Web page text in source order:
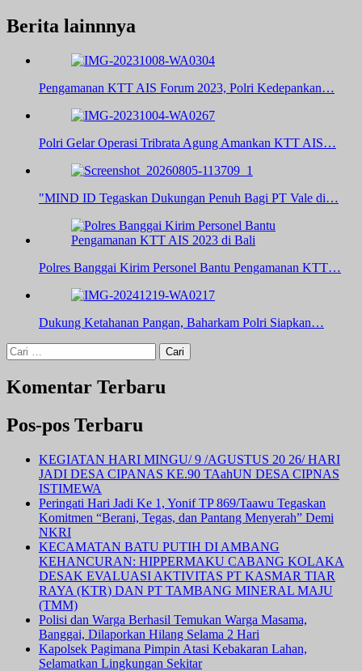
Berita lainnnya
Pengamanan KTT AIS Forum 2023, Polri Kedepankan…
Polri Gelar Operasi Tribrata Agung Amankan KTT AIS…
"MIND ID Tegaskan Dukungan Penuh Bagi PT Vale di…
Polres Banggai Kirim Personel Bantu Pengamanan KTT…
Dukung Ketahanan Pangan, Baharkam Polri Siapkan…
Cari
untuk:
Komentar Terbaru
Pos-pos Terbaru
KEGIATAN HARI MINGU/ 9 /AGUSTUS 20 26/ HARI
JADI DESA CIPANAS KE.90 TAahUN DESA CIPNAS
ISTIMEWA
Peringati Hari Jadi Ke 1, Yonif TP 869/Taawu Tegaskan
Komitmen “Berani, Tegas, dan Pantang Menyerah” Demi
NKRI
KECAMATAN BATU PUTIH DI AMBANG
KEHANCURAN: HIPPERMAKU CABANG KOLAKA
DESAK EVALUASI AKTIVITAS PT KASMAR TIAR
RAYA (KTR) DAN PT TAMBANG MINERAL MAJU
(TMM)
Polisi dan Warga Berhasil Temukan Warga Masama,
Banggai, Dilaporkan Hilang Selama 2 Hari
Kapolsek Pagimana Pimpin Atasi Kebakaran Lahan,
Selamatkan Lingkungan Sekitar